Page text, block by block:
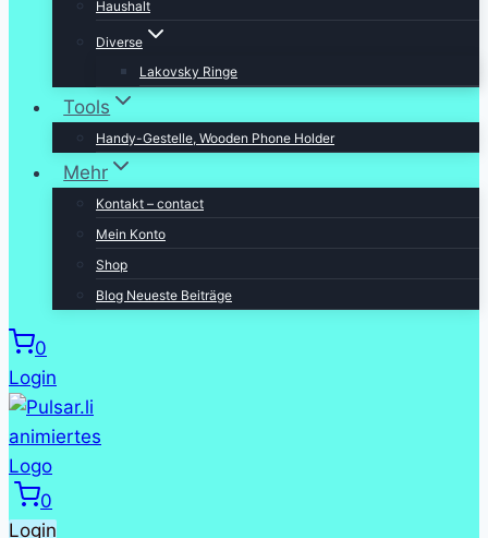
Haushalt
Diverse
Lakovsky Ringe
Tools
Handy-Gestelle, Wooden Phone Holder
Mehr
Kontakt – contact
Mein Konto
Shop
Blog Neueste Beiträge
0
Login
0
Login